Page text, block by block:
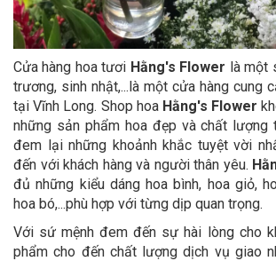
Cửa hàng hoa tươi Hằng's Flower là một
trương, sinh nhật,...là một cửa hàng cung
tại Vĩnh Long. Shop hoa Hằng's Flower
những sản phẩm hoa đẹp và chất lượng
đem lại những khoảnh khắc tuyệt vời
đến với khách hàng và người thân yêu.
đủ những kiểu dáng hoa bình, hoa giỏ,
hoa bó,...phù hợp với từng dịp quan trọng.
Với sứ mệnh đem đến sự hài lòng cho
phẩm cho đến chất lượng dịch vụ giao